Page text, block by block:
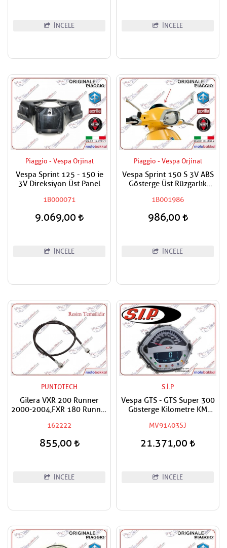
İNCELE İNCELE
Piaggio - Vespa Orjinal
Vespa Sprint 125 - 150 ie
3V Direksiyon Üst Panel
1B000071
9.069,00
İNCELE
Piaggio - Vespa Orjinal
Vespa Sprint 150 S 3V ABS
Gösterge Üst Rüzgarlık
1B001986
986,00
İNCELE
PUNTOTECH
Gilera VXR 200 Runner
2000-2004,FXR 180 Runner
162222
855,00
İNCELE
S.İ.P
Vespa GTS - GTS Super 300
Gösterge Kilometre KM
MV91403SJ
21.371,00
İNCELE